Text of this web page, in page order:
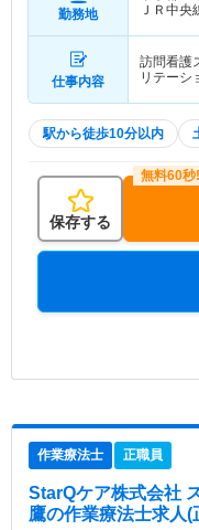
勤務地
ＪＲ中
仕事内容
訪問看護
リテーシ
駅から徒歩10分以内
保存する
作業療法士 正職員
StarQケア株式会社
鷹の作業療法士求人(